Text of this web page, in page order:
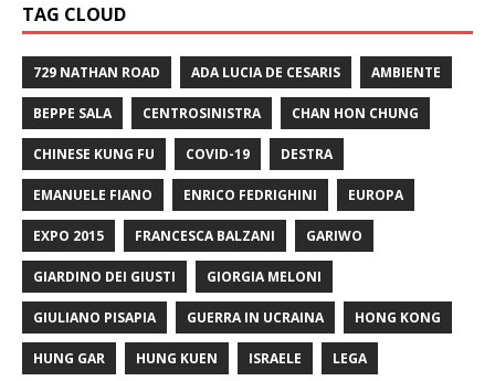
TAG CLOUD
729 NATHAN ROAD ADA LUCIA DE CESARIS AMBIENTE
BEPPE SALA CENTROSINISTRA CHAN HON CHUNG
CHINESE KUNG FU COVID-19 DESTRA
EMANUELE FIANO ENRICO FEDRIGHINI EUROPA
EXPO 2015 FRANCESCA BALZANI GARIWO
GIARDINO DEI GIUSTI GIORGIA MELONI
GIULIANO PISAPIA GUERRA IN UCRAINA HONG KONG
HUNG GAR HUNG KUEN ISRAELE LEGA